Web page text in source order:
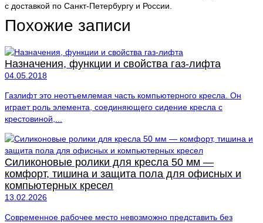
с доставкой по Санкт-Петербургу и России.
Похожие записи
Назначения, функции и свойства газ-лифта
04.05.2018
Газлифт это неотъемлемая часть компьютерного кресла. Он
играет роль элемента, соединяющего сидение кресла с
крестовиной,...
Силиконовые ролики для кресла 50 мм —
комфорт, тишина и защита пола для офисных и
компьютерных кресел
13.02.2026
Современное рабочее место невозможно представить без